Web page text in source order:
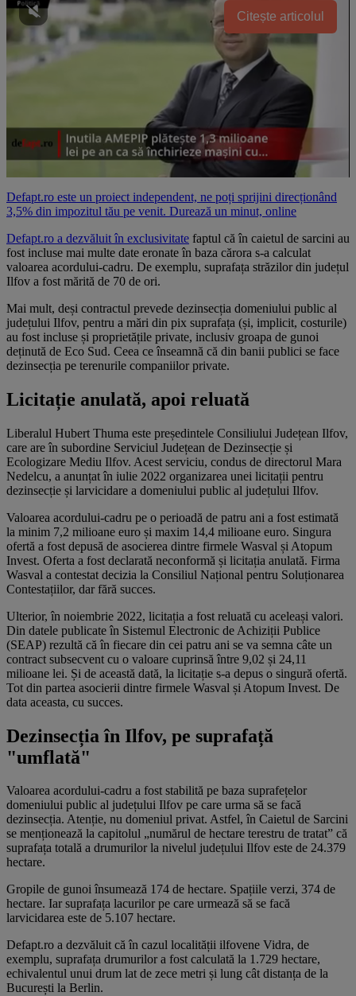
Citește articolul
Defapt.ro este un proiect independent, ne poți sprijini direcționând
3,5% din impozitul tău pe venit. Durează un minut, online
Defapt.ro a dezvăluit în exclusivitate faptul că în caietul de sarcini au
fost incluse mai multe date eronate în baza cărora s-a calculat
valoarea acordului-cadru. De exemplu, suprafața străzilor din județul
Ilfov a fost mărită de 70 de ori.
Mai mult, deși contractul prevede dezinsecția domeniului public al
județului Ilfov, pentru a mări din pix suprafața (și, implicit, costurile)
au fost incluse și proprietățile private, inclusiv groapa de gunoi
deținută de Eco Sud. Ceea ce înseamnă că din banii publici se face
dezinsecția pe terenurile companiilor private.
Licitație anulată, apoi reluată
Liberalul Hubert Thuma este președintele Consiliului Județean Ilfov,
care are în subordine Serviciul Județean de Dezinsecție și
Ecologizare Mediu Ilfov. Acest serviciu, condus de directorul Mara
Nedelcu, a anunțat în iulie 2022 organizarea unei licitații pentru
dezinsecție și larvicidare a domeniului public al județului Ilfov.
Valoarea acordului-cadru pe o perioadă de patru ani a fost estimată
la minim 7,2 milioane euro și maxim 14,4 milioane euro. Singura
ofertă a fost depusă de asocierea dintre firmele Wasval și Atopum
Invest. Oferta a fost declarată neconformă și licitația anulată. Firma
Wasval a contestat decizia la Consiliul Național pentru Soluționarea
Contestațiilor, dar fără succes.
Ulterior, în noiembrie 2022, licitația a fost reluată cu aceleași valori.
Din datele publicate în Sistemul Electronic de Achiziții Publice
(SEAP) rezultă că în fiecare din cei patru ani se va semna câte un
contract subsecvent cu o valoare cuprinsă între 9,02 și 24,11
milioane lei. Și de această dată, la licitație s-a depus o singură ofertă.
Tot din partea asocierii dintre firmele Wasval și Atopum Invest. De
data aceasta, cu succes.
Dezinsecția în Ilfov, pe suprafață
"umflată"
Valoarea acordului-cadru a fost stabilită pe baza suprafețelor
domeniului public al județului Ilfov pe care urma să se facă
dezinsecția. Atenție, nu domeniul privat. Astfel, în Caietul de Sarcini
se menționează la capitolul „numărul de hectare terestru de tratat” că
suprafața totală a drumurilor la nivelul județului Ilfov este de 24.379
hectare.
Gropile de gunoi însumează 174 de hectare. Spațiile verzi, 374 de
hectare. Iar suprafața lacurilor pe care urmează să se facă
larvicidarea este de 5.107 hectare.
Defapt.ro a dezvăluit că în cazul localității ilfovene Vidra, de
exemplu, suprafața drumurilor a fost calculată la 1.729 hectare,
echivalentul unui drum lat de zece metri și lung cât distanța de la
București la Berlin.